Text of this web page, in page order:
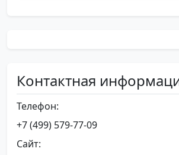
Контактная
Телефон:
+7 (499) 579-77-09
Сайт: